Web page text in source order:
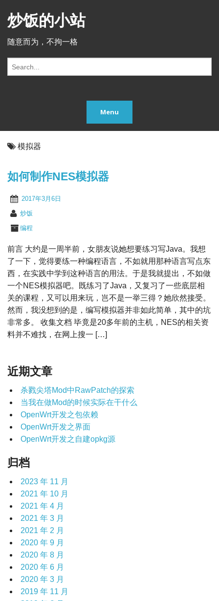
炒饭的小站
随意而为，不拘一格
r:
Menu
模拟器
如何制作NES模拟器
2017年3月6日
炒饭
编程
前言 大约是一周半前，女朋友说她想要练习写Java。我想
了一下，觉得要练一种编程语言，不如就用那种语言写点东
西，在实践中学到这种语言的用法。于是我就提出，不如做
一个NES模拟器吧。既练习了Java，又复习了一些底层相
关的课程，又可以用来玩，岂不是一举三得？她欣然接受。
然而，我没想到的是，编写模拟器并非如此简单，其中的坑
非常多。 收集文档 毕竟是20多年前的主机，NES的相关资
料并不难找，在网上搜一 […]
近期文章
杀戮尖塔Mod中RawPatch的探索
当我在做Mod的时候实际在干什么
OpenWrt开发之包依赖
OpenWrt开发之界面
OpenWrt开发之自建opkg源
归档
2023 年 11 月
2021 年 10 月
2021 年 4 月
2021 年 3 月
2021 年 2 月
2020 年 9 月
2020 年 8 月
2020 年 6 月
2020 年 3 月
2019 年 11 月